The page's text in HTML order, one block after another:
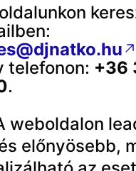
telefonon: +36
.
weboldalon
előnyösebb,